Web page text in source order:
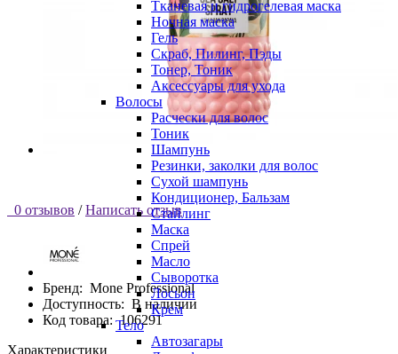
Тканевая и гидрогелевая маска
Ночная маска
Гель
Скраб, Пилинг, Пэды
Тонер, Тоник
Аксессуары для ухода
Волосы
Расчески для волос
Тоник
Шампунь
Резинки, заколки для волос
Сухой шампунь
Кондиционер, Бальзам
Стайлинг
Маска
Спрей
Масло
Сыворотка
Лосьон
Крем
Тело
Автозагары
0 отзывов / Написать отзыв
Бренд: Mone Professional
Доступность: В наличии
Код товара: 106291
Характеристики